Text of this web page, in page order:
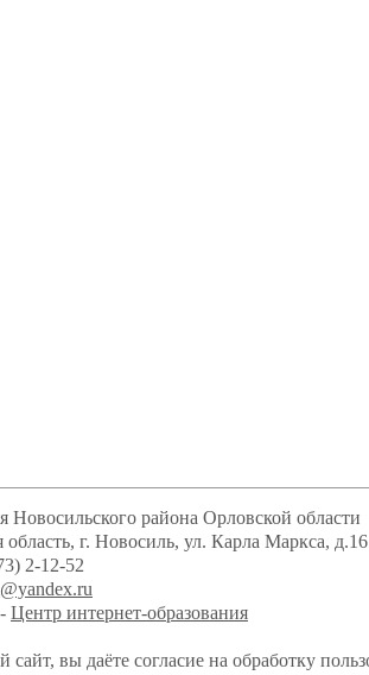
района Орловской области
г. Новосиль, ул. Карла Маркса, д.16
2-12-52
Центр интернет-образования
вы даёте согласие на обработку